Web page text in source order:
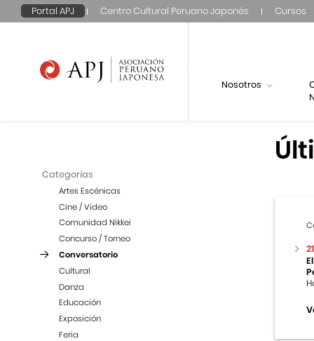
Portal APJ Centro Cultural Peruano Japonés Cursos
Nosotros
Categorías
Artes Escénicas
Cine / Video
Comunidad Nikkei
Concurso / Torneo
Conversatorio
Cultural
Danza
Educación
Exposición
Feria